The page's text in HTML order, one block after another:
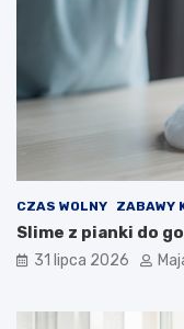
CZAS WOLNY ZABAWY
Slime z pianki do
31 lipca 2026